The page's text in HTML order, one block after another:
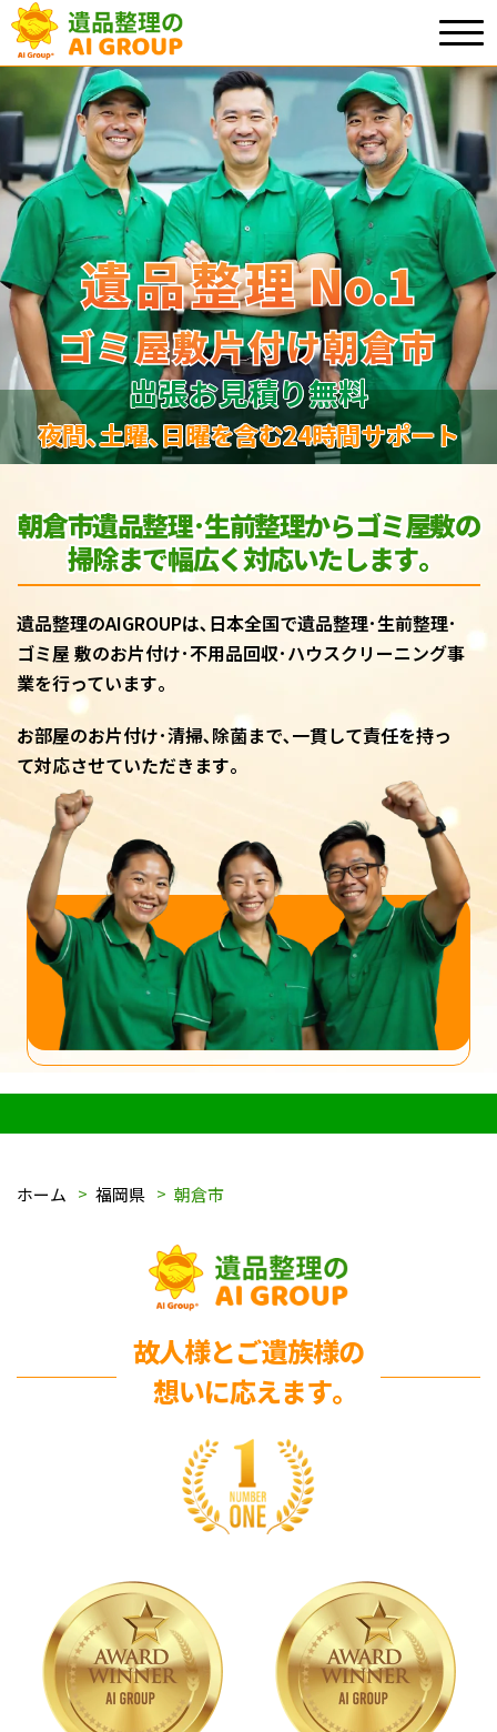
遺品整理No.1
ゴミ屋敷片付け朝倉市
遺品整理No.1
ゴミ屋敷片付け朝倉市
出張お見積り無料
夜間､土曜､日曜を含む24時間サポート
朝倉市遺品整理･生前整理からゴミ屋敷の
掃除まで幅広く対応いたします｡
遺品整理のAIGROUPは､日本全国で遺品整理･生前整理･
ゴミ屋 敷のお片付け･不用品回収･ハウスクリーニング事
業を行っています｡
お部屋のお片付け･清掃､除菌まで､一貫して責任を持っ
て対応させていただきます｡
ホーム 福岡県 朝倉市
故人様とご遺族様の
想いに応えます｡